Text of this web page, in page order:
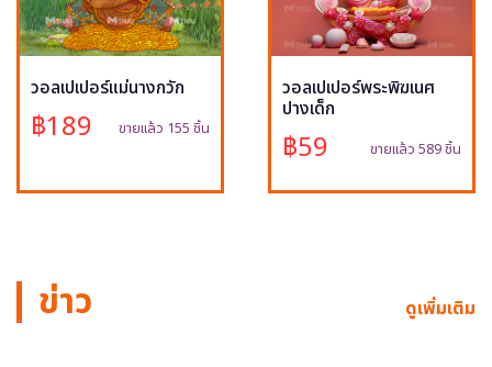
วอลเปเปอร์แม่นางกวัก
฿189 ขายแล้ว 155 ชิ้น
วอลเปเปอร์พระพิฆเนศ
ปางเด็ก
฿59 ขายแล้ว 589 ชิ้น
ข่าว ดูเพิ่มเติม